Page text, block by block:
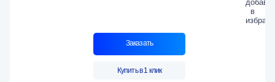
Заказать
Купить в 1 клик